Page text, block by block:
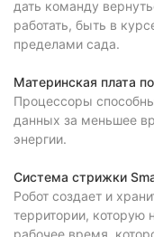
дать команду
работать, быть в
пределами сада.
Материнская плата
Процессоры
данных за меньшее
энергии.
Система стрижки
Робот создает и
территории, которую
рабочее время,